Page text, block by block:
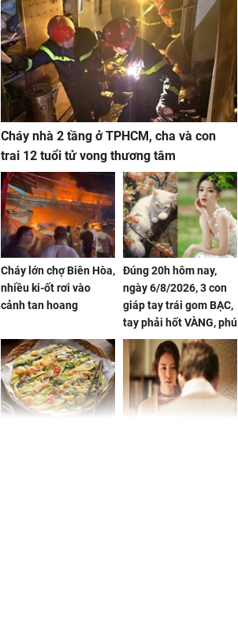
Cháy nhà 2 tầng ở TPHCM, cha và con
trai 12 tuổi tử vong thương tâm
Cháy lớn chợ Biên Hòa,
nhiều ki-ốt rơi vào
cảnh tan hoang
Đúng 20h hôm nay,
ngày 6/8/2026, 3 con
giáp tay trái gom BẠC,
tay phải hốt VÀNG, phú
quý ngập nhà, của cải
chất đầy kho